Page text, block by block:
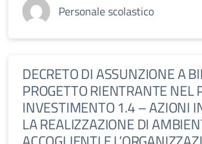
Personale scolastico
DECRETO DI ASSUNZIONE A
PROGETTO RIENTRANTE NEL
INVESTIMENTO 1.4 – AZIONI
LA REALIZZAZIONE DI